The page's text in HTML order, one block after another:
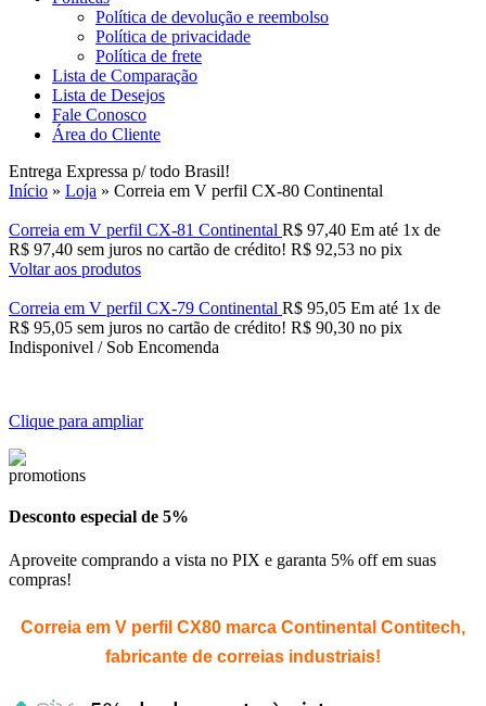
Política de devolução e reembolso
Política de privacidade
Política de frete
Lista de Comparação
Lista de Desejos
Fale Conosco
Área do Cliente
Entrega Expressa p/ todo Brasil!
Início » Loja » Correia em V perfil CX-80 Continental
Correia em V perfil CX-81 Continental R$ 97,40 Em até 1x de
R$ 97,40 sem juros no cartão de crédito! R$ 92,53 no pix
Voltar aos produtos
Correia em V perfil CX-79 Continental R$ 95,05 Em até 1x de
R$ 95,05 sem juros no cartão de crédito! R$ 90,30 no pix
Indisponivel / Sob Encomenda
Clique para ampliar
Desconto especial de 5%
Aproveite comprando a vista no PIX e garanta 5% off em suas
compras!
Correia em V perfil CX80 marca Continental Contitech,
fabricante de correias industriais!